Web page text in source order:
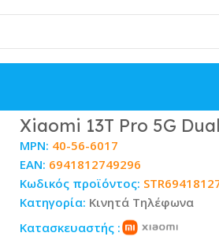
Xiaomi 13T Pro 5G
Κατασκευαστής :
MPN: 40-56-6017
EAN: 6941812749296
Κωδικός προϊόντος:
Κατηγορία: Κινητά Τηλέφωνα